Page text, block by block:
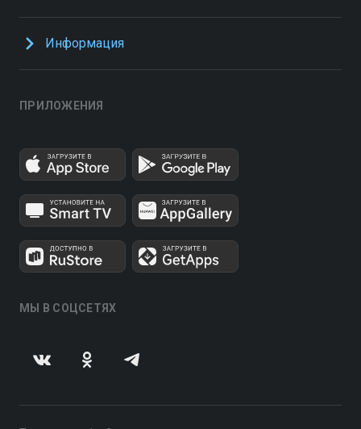
Информация
ПРИЛОЖЕНИЯ
МЫ В СОЦСЕТЯХ